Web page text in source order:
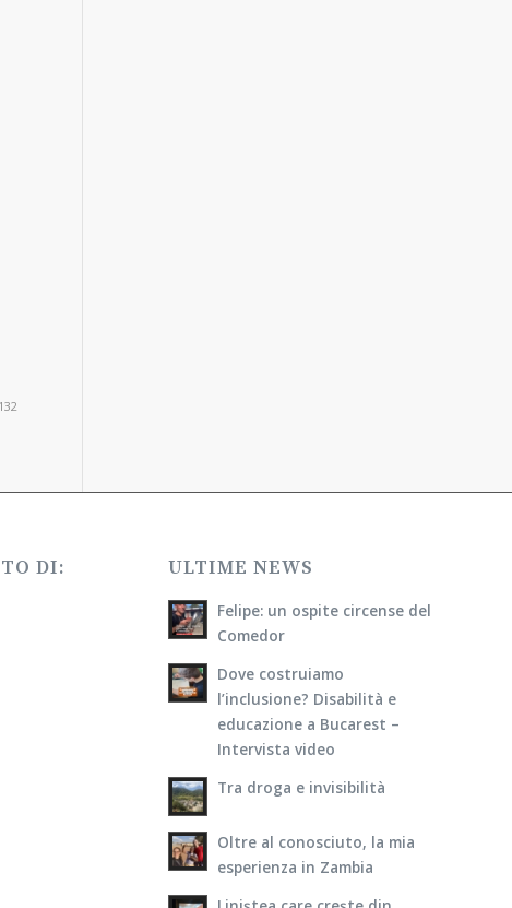
DI: ULTIME NEWS
Felipe: un ospite circense del
Comedor
Dove costruiamo
l’inclusione? Disabilità e
educazione a Bucarest –
Intervista video
Tra droga e invisibilità
Oltre al conosciuto, la mia
esperienza in Zambia